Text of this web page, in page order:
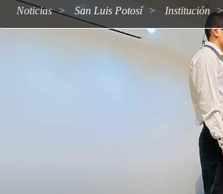
Noticias San Luis Potosí Institución